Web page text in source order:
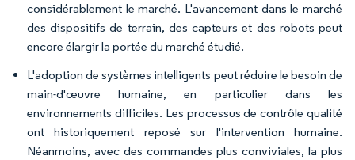
considérablement le marché. L'avancement dans le marché
des dispositifs de terrain, des capteurs et des robots peut
encore élargir la portée du marché étudié.
L'adoption de systèmes intelligents peut réduire le besoin de
main-d'œuvre humaine, en particulier dans les
environnements difficiles. Les processus de contrôle qualité
ont historiquement reposé sur l'intervention humaine.
Néanmoins, avec des commandes plus conviviales, la plus